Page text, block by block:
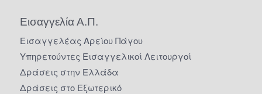
Εισαγγελία Α.Π.
Εισαγγελέας Αρείου Πάγου
Υπηρετούντες Εισαγγελικοί Λειτουργοί
Δράσεις στην Ελλάδα
Δράσεις στο Εξωτερικό